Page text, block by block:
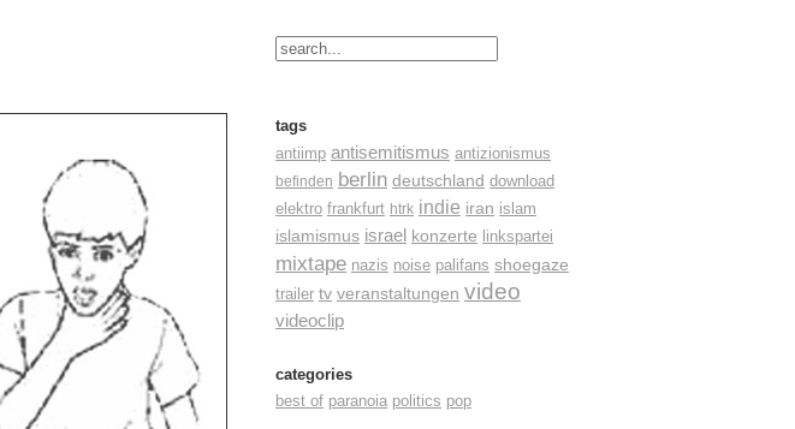
tags
antiimp antisemitismus antizionismus
befinden berlin deutschland download
elektro frankfurt htrk indie iran islam
islamismus israel konzerte linkspartei
mixtape nazis noise palifans shoegaze
trailer tv veranstaltungen video
videoclip
categories
best of paranoia politics pop